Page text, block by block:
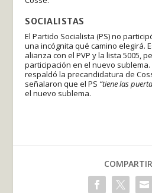
SOCIALISTAS
El Partido Socialista (PS) no
una incógnita qué camino elegirá.
alianza con el PVP y la lista 5005,
participación en el nuevo sublema.
respaldó la precandidatura de
señalaron que el PS “tiene las
el nuevo sublema.